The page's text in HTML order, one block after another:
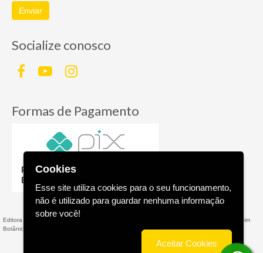
Enviar
Socialize conosco
Formas de Pagamento
Editora AGE - Livraria Virtual - CNPJ n° 13.099.540/0001-16 - Rua Valparaíso, 285 - Jardim
Botânico - - RS
Cookies
Esse site utiliza cookies para o seu funcionamento,
não é utilizado para guardar nenhuma informação
sobre você!
Aceitar Cookies